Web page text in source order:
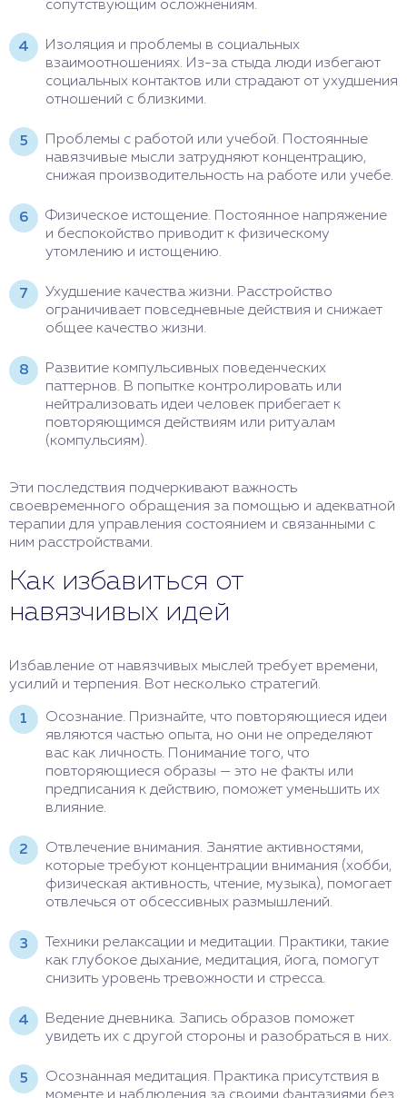
сопутствующим осложнениям.
Изоляция и проблемы в социальных
взаимоотношениях. Из-за стыда люди избегают
социальных контактов или страдают от ухудшения
отношений с близкими.
Проблемы с работой или учебой. Постоянные
навязчивые мысли затрудняют концентрацию,
снижая производительность на работе или учебе.
Физическое истощение. Постоянное напряжение
и беспокойство приводит к физическому
утомлению и истощению.
Ухудшение качества жизни. Расстройство
ограничивает повседневные действия и снижает
общее качество жизни.
Развитие компульсивных поведенческих
паттернов. В попытке контролировать или
нейтрализовать идеи человек прибегает к
повторяющимся действиям или ритуалам
(компульсиям).
Эти последствия подчеркивают важность
своевременного обращения за помощью и адекватной
терапии для управления состоянием и связанными с
ним расстройствами.
Как избавиться от
навязчивых идей
Избавление от навязчивых мыслей требует времени,
усилий и терпения. Вот несколько стратегий.
Осознание. Признайте, что повторяющиеся идеи
являются частью опыта, но они не определяют
вас как личность. Понимание того, что
повторяющиеся образы — это не факты или
предписания к действию, поможет уменьшить их
влияние.
Отвлечение внимания. Занятие активностями,
которые требуют концентрации внимания (хобби,
физическая активность, чтение, музыка), помогает
отвлечься от обсессивных размышлений.
Техники релаксации и медитации. Практики, такие
как глубокое дыхание, медитация, йога, помогут
снизить уровень тревожности и стресса.
Ведение дневника. Запись образов поможет
увидеть их с другой стороны и разобраться в них.
Осознанная медитация. Практика присутствия в
моменте и наблюдения за своими фантазиями без